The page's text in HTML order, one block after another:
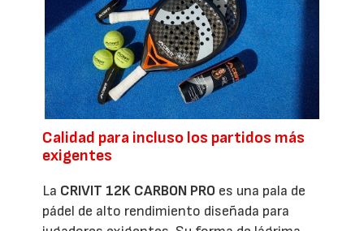
Calidad para incluso los partidos más
exigentes
La CRIVIT 12K CARBON PRO es una pala de
pádel de alto rendimiento diseñada para